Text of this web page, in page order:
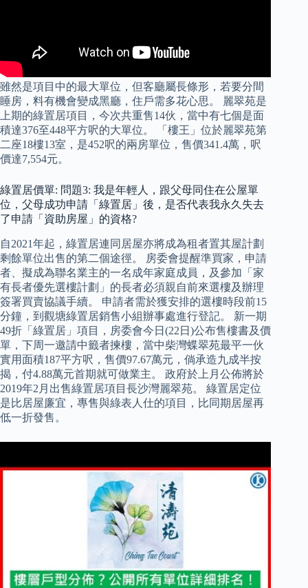
雖然是項目中的最大單位，但客廳屬長條形，若要分間
睡房，料有機會變成黑廳，住戶需多花心思。 麗翠苑是
上期的綠置居項目，今次共重售14伙，當中有七個是面
積達376至448平方呎的大單位。 「樓王」位於麗翠苑第
二座18樓13室，是452呎的兩房單位，售價341.4萬，呎
價達7,554元。
綠置居價單: 問題3: 我是年輕人，跟父母同住在公屋單
位，父母成功申請「綠置居」後，是否代表我永久失去
了申請「資助房屋」的資格?
自2021年起，綠置居連同居屋亦將成為租者置其屋計劃
剩餘單位出售的第二個途徑。 房委會提醒準買家，申請
者、擬成為聯名業主的一名成年家庭成員，及參加「家
有長者優先選樓計劃」的長者必須親自前來選樓及辦理
簽署買賣協議手續。 申請者需於獲安排的選樓時段前15
分鐘，到觀塘綠置居銷售小組辦事處進行登記。 新一期
49折「綠置居」項目，房委會今日(22日)公布售樓書及價
單，下周一邀請中籤者揀樓，當中柴灣蝶翠苑最平一伙
實用面積187平方呎，售價97.67萬元，倘承造九成半按
揭，付4.88萬元首期就可做業主。 政府於上月公佈將於
2019年2月出售綠置居項目長沙灣麗翠苑。 綠置居定位
是比居屋廉宜，專售與綠表人仕的項目，比同期居屋再
低一折發售。